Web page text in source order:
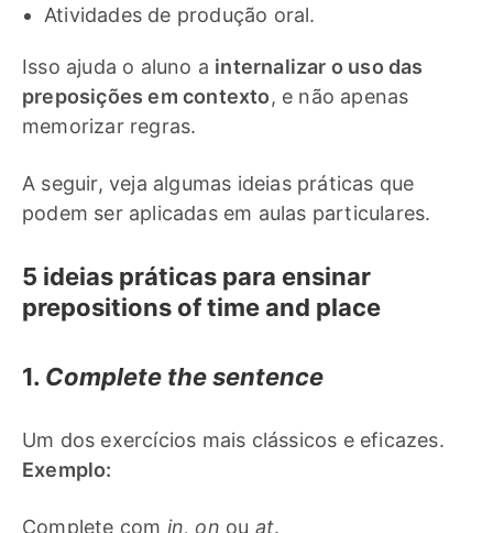
Atividades de produção oral.
Isso ajuda o aluno a internalizar o uso das
preposições em contexto, e não apenas
memorizar regras.
A seguir, veja algumas ideias práticas que
podem ser aplicadas em aulas particulares.
5 ideias práticas para ensinar
prepositions of time and place
1. Complete the sentence
Um dos exercícios mais clássicos e eficazes.
Exemplo:
Complete com in, on ou at.